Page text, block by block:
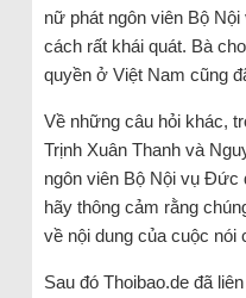
nữ phát ngôn viên Bộ
cách rất khái quát. Bà
quyền ở Việt Nam cũng
Về những câu hỏi khác,
Trịnh Xuân Thanh và
ngôn viên Bộ Nội vụ Đức
hãy thông cảm rằng
về nội dung của cuộc nói
Sau đó Thoibao.de đã